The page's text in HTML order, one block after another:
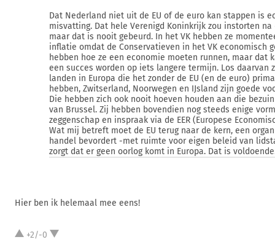
Dat Nederland niet uit de EU of de euro kan stappen is
misvatting. Dat hele Verenigd Koninkrijk zou instorten na
maar dat is nooit gebeurd. In het VK hebben ze
inflatie omdat de Conservatieven in het VK economisch
hebben hoe ze een economie moeten runnen, maar dat
een succes worden op iets langere termijn. Los daarvan
landen in Europa die het zonder de EU (en de euro)
hebben, Zwitserland, Noorwegen en IJsland zijn goede
Die hebben zich ook nooit hoeven houden aan die
van Brussel. Zij hebben bovendien nog steeds enige
zeggenschap en inspraak via de EER (Europese
Wat mij betreft moet de EU terug naar de kern, een
handel bevordert -met ruimte voor eigen beleid van
zorgt dat er geen oorlog komt in Europa. Dat is
Hier ben ik helemaal mee eens!
+2/-0